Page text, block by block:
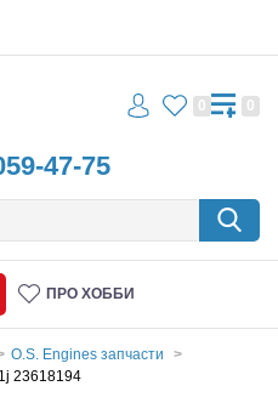
47-75
0 0
ПРО ХОББИ
O.S. Engines запчасти
23618194